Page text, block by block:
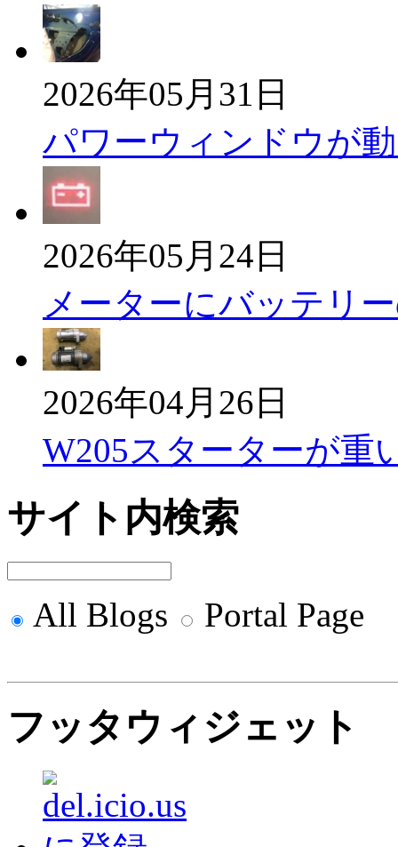
2026年05月31日
パワーウィンドウが
2026年05月24日
メーターにバッテリ
2026年04月26日
W205スターターが重
サイト内検索
All Blogs Portal Page
フッタウィジェット